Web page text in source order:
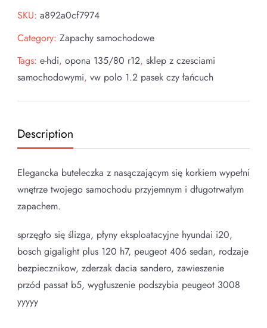
SKU: a892a0cf7974
Category: Zapachy samochodowe
Tags: e-hdi, opona 135/80 r12, sklep z czesciami
samochodowymi, vw polo 1.2 pasek czy łańcuch
Description
Elegancka buteleczka z nasączającym się korkiem wypełni
wnętrze twojego samochodu przyjemnym i długotrwałym
zapachem.
sprzęgło się ślizga, płyny eksploatacyjne hyundai i20,
bosch gigalight plus 120 h7, peugeot 406 sedan, rodzaje
bezpiecznikow, zderzak dacia sandero, zawieszenie
przód passat b5, wygłuszenie podszybia peugeot 3008
yyyyy